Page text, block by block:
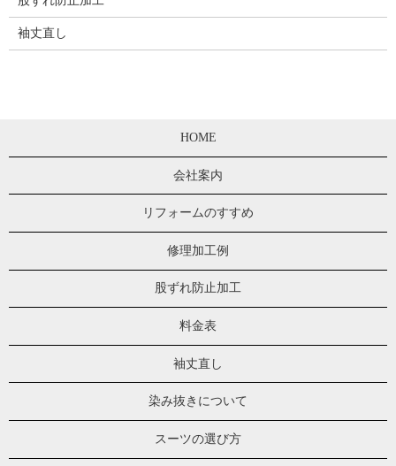
袖丈直し
HOME
会社案内
リフォームのすすめ
修理加工例
股ずれ防止加工
料金表
袖丈直し
染み抜きについて
スーツの選び方